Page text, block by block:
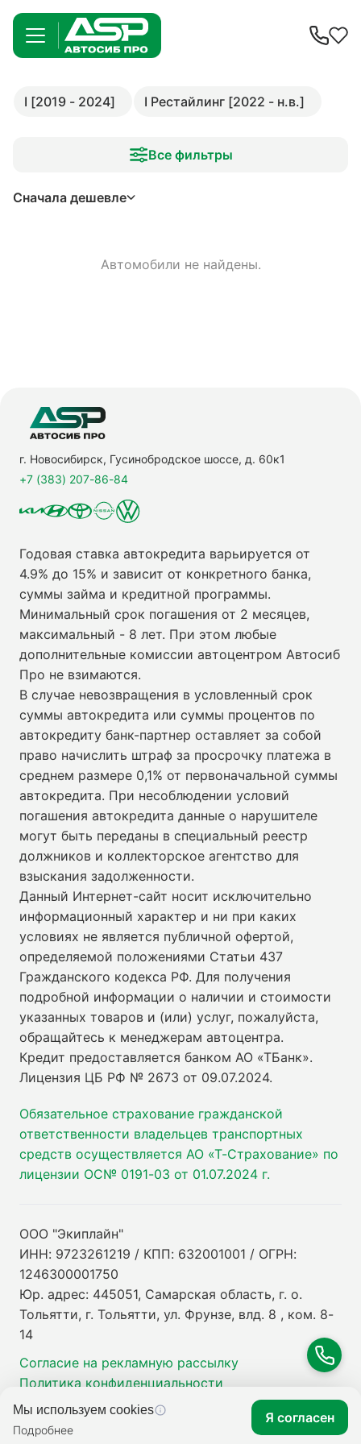
I [2019 - 2024] I Рестайлинг [2022 - н.в.]
Все фильтры
Сначала дешевле
Автомобили не найдены.
г. Новосибирск, Гусинобродское шоссе, д. 60к1
+7 (383) 207-86-84
Годовая ставка автокредита варьируется от
4.9% до 15% и зависит от конкретного банка,
суммы займа и кредитной программы.
Минимальный срок погашения от 2 месяцев,
максимальный - 8 лет. При этом любые
дополнительные комиссии автоцентром Автосиб
Про не взимаются.
В случае невозвращения в условленный срок
суммы автокредита или суммы процентов по
автокредиту банк-партнер оставляет за собой
право начислить штраф за просрочку платежа в
среднем размере 0,1% от первоначальной суммы
автокредита. При несоблюдении условий
погашения автокредита данные о нарушителе
могут быть переданы в специальный реестр
должников и коллекторское агентство для
взыскания задолженности.
Данный Интернет-сайт носит исключительно
информационный характер и ни при каких
условиях не является публичной офертой,
определяемой положениями Статьи 437
Гражданского кодекса РФ. Для получения
подробной информации о наличии и стоимости
указанных товаров и (или) услуг, пожалуйста,
обращайтесь к менеджерам автоцентра.
Кредит предоставляется банком АО «ТБанк».
Лицензия ЦБ РФ № 2673 от 09.07.2024.
Обязательное страхование гражданской
ответственности владельцев транспортных
средств осуществляется АО «Т-Страхование» по
лицензии ОС№ 0191-03 от 01.07.2024 г.
ООО "Экиплайн"
ИНН: 9723261219 / КПП: 632001001 / ОГРН:
1246300001750
Юр. адрес: 445051, Самарская область, г. о.
Тольятти, г. Тольятти, ул. Фрунзе, влд. 8 , ком. 8-
14
Согласие на рекламную рассылку
Политика конфиденциальности
Мы используем cookies
Подробнее
Я согласен